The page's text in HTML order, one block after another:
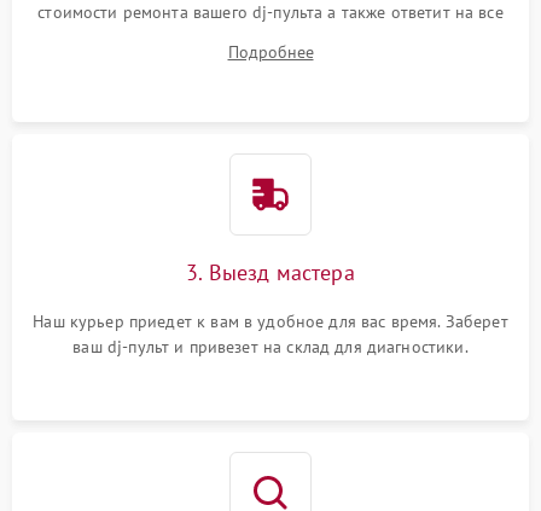
стоимости ремонта вашего dj-пульта а также ответит на все
Подробнее
3. Выезд мастера
Наш курьер приедет к вам в удобное для вас время. Заберет
ваш dj-пульт и привезет на склад для диагностики.